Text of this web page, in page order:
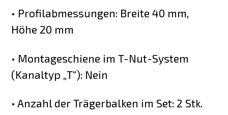
• Profilabmessungen: Breite 40 mm,
Höhe 20 mm
• Montageschiene im T-Nut-System
(Kanaltyp „T“): Nein
• Anzahl der Trägerbalken im Set: 2 Stk.